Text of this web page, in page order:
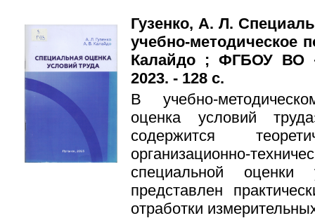
Гузенко, А. Л.
учебно-методическое
Калайдо ; ФГБОУ ВО
2023. - 128 с.
В учебно-
оценка условий
содержится
организационно-
специальной
представлен
отработки